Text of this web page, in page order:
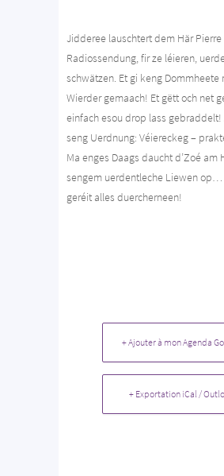
Jidderee lauschtert dem Här Pierre
Radiossendung, fir ze léieren,
schwätzen. Et gi keng Dommheete
Wierder gemaach! Et gëtt och net
einfach esou drop lass gebraddelt!
seng Uerdnung: Véiereckeg –
Ma enges Daags daucht d’Zoé am
sengem uerdentleche Liewen
geréit alles duercherneen!
+ Ajouter à mon Agenda
+ Exportation iCal /